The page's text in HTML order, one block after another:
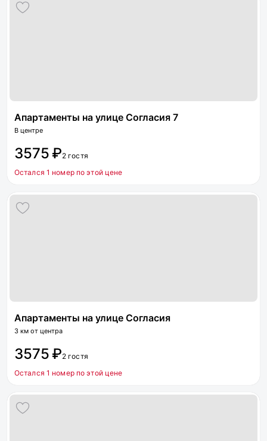
Апартаменты на улице Согласия 7
В центре
3575 ₽2 гостя
Остался 1 номер по этой цене
Апартаменты на улице Согласия
3 км от центра
3575 ₽2 гостя
Остался 1 номер по этой цене